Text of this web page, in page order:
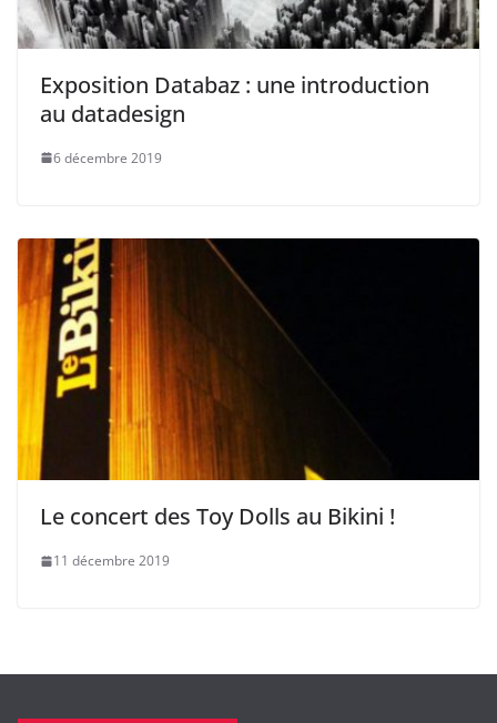
Exposition Databaz : une introduction
au datadesign
6 décembre 2019
Le concert des Toy Dolls au Bikini !
11 décembre 2019